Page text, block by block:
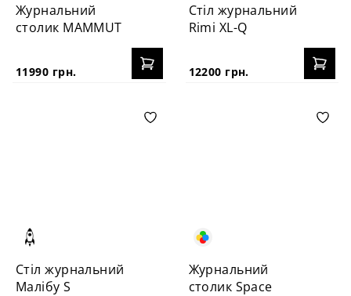
Журнальний
столик MAMMUT
11990 грн.
Стіл журнальний
Rimi XL-Q
12200 грн.
Стіл журнальний
Малібу S
Журнальний
столик Space